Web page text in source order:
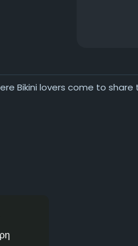
Bikini lovers come to